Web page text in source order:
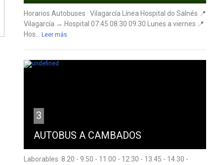
Horarios Autobuses · Vilagarcía Línea Hospital do Salnés 📍
Vilagarcía → Hospital 07:45 08:30 09:30 Lunes a viernes 📍
Hos...
Leer más
3
AUTOBUS A CAMBADOS
Laborables 8.20 - 9.50 - 11.00 - 12.30 - 13.45 - 14.30 -